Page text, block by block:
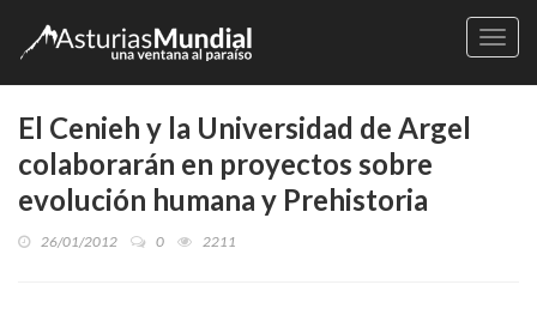
El Cenieh y la Universidad de Argel
colaborarán en proyectos sobre
evolución humana y Prehistoria
26/01/2012 0 2211